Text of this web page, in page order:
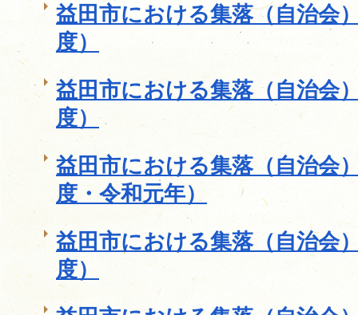
益田市における集落（自治会
度）
益田市における集落（自治会
度）
益田市における集落（自治会
度・令和元年）
益田市における集落（自治会
度）